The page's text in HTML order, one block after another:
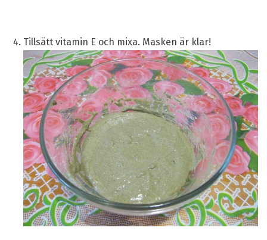
Tillsätt vitamin E och mixa. Masken är klar!